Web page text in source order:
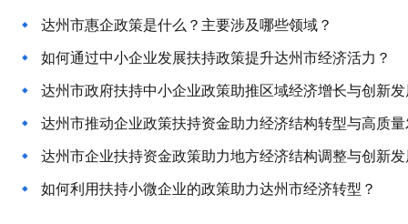
达州市惠企政策是什么？主要涉及哪些领域？
如何通过中小企业发展扶持政策提升达州市经济活力？
达州市政府扶持中小企业政策助推区域经济增长与创新
达州市推动企业政策扶持资金助力经济结构转型与高质
达州市企业扶持资金政策助力地方经济结构调整与创新
如何利用扶持小微企业的政策助力达州市经济转型？